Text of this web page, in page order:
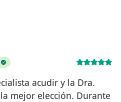
acudir y la Dra.
mejor elección. Durante